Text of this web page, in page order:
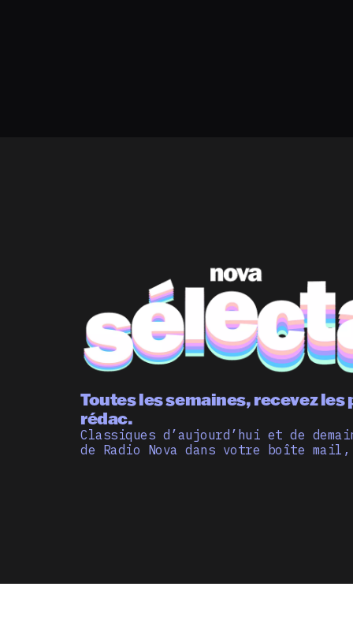
Toutes les semaines, recevez
rédac.
Classiques d’aujourd’hui et de
de Radio Nova dans votre boîte